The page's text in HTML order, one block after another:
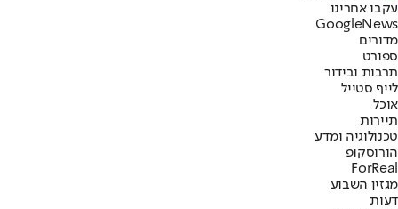
עקבו אחרינו
Googl eNews
מדורים
ספורט
תרבות ובידור
לייף סטייל
אוכל
תיירות
טכנולוגיה ומדע
הורוסקופ
ForReal
מגזין השבוע
דעות